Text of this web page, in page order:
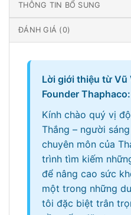
THÔNG TIN BỔ SUNG
ĐÁNH GIÁ (0)
Lời giới thiệu từ Vũ
Founder Thaphaco:
Kính chào quý vị
Thắng – người
chuyên môn của
trình tìm kiếm
để nâng cao sức
một trong những
tôi đặc biệt trân